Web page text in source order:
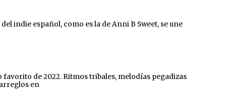
indie español, como es la de Anni B Sweet, se une
de 2022. Ritmos tribales, melodías pegadizas
en